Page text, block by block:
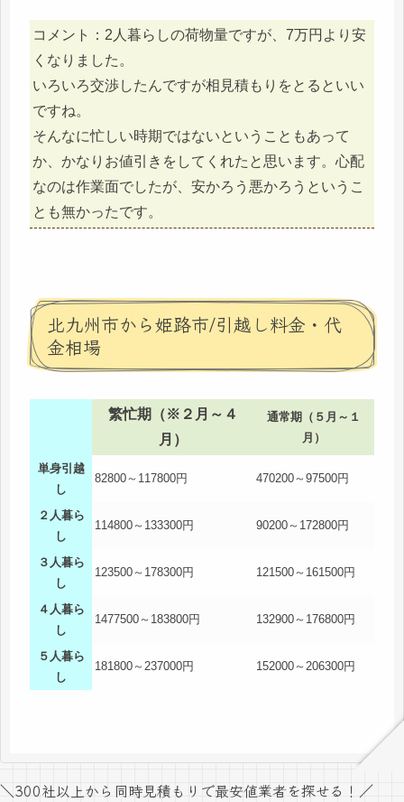
コメント：2人暮らしの荷物量ですが、7万円より安
くなりました。
いろいろ交渉したんですが相見積もりをとるといい
ですね。
そんなに忙しい時期ではないということもあって
か、かなりお値引きをしてくれたと思います。心配
なのは作業面でしたが、安かろう悪かろうというこ
とも無かったです。
北九州市から姫路市/引越し料金・代
金相場
繁忙期（※２月～４
月）
通常期（５月～１
月）
単身引越
し
82800～117800円 470200～97500円
２人暮ら
し
114800～133300円 90200～172800円
３人暮ら
し
123500～178300円 121500～161500円
４人暮ら
し
1477500～183800円 132900～176800円
５人暮ら
し
181800～237000円 152000～206300円
＼300社以上から同時見積もりで最安値業者を探せる！／